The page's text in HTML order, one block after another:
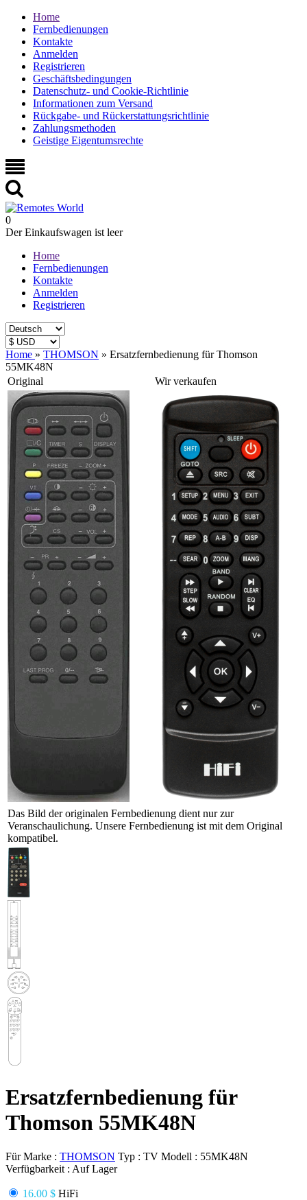
Home
Fernbedienungen
Kontakte
Anmelden
Registrieren
Geschäftsbedingungen
Datenschutz- und Cookie-Richtlinie
Informationen zum Versand
Rückgabe- und Rückerstattungsrichtlinie
Zahlungsmethoden
Geistige Eigentumsrechte
0
Der Einkaufswagen ist leer
Home
Fernbedienungen
Kontakte
Anmelden
Registrieren
Home » THOMSON » Ersatzfernbedienung für Thomson
55MK48N
Original
Wir verkaufen
Das Bild der originalen Fernbedienung dient nur zur
Veranschaulichung. Unsere Fernbedienung ist mit dem Original
kompatibel.
Ersatzfernbedienung für
Thomson 55MK48N
Für Marke : THOMSON Typ : TV Modell : 55MK48N
Verfügbarkeit : Auf Lager
16.00 $ HiFi